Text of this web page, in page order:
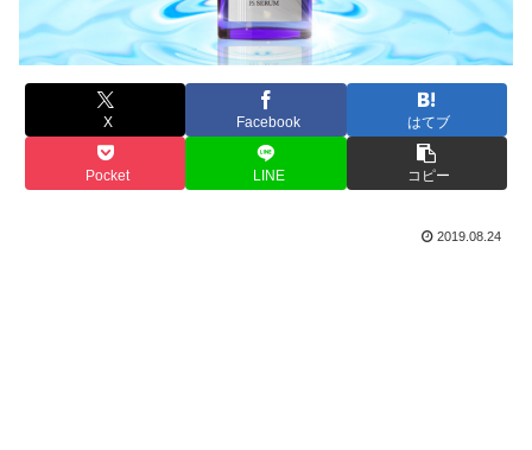
X Facebook はてブ
Pocket LINE コピー
2019.08.24